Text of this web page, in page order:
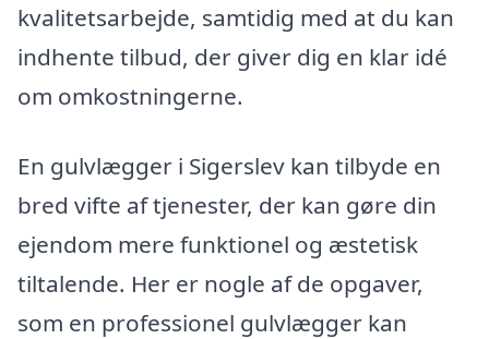
kvalitetsarbejde, samtidig med at du kan
indhente tilbud, der giver dig en klar idé
om omkostningerne.
En gulvlægger i Sigerslev kan tilbyde en
bred vifte af tjenester, der kan gøre din
ejendom mere funktionel og æstetisk
tiltalende. Her er nogle af de opgaver,
som en professionel gulvlægger kan